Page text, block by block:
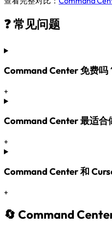
❓ 常见问题
Command Center 免费吗
+
Command Center 最适合
+
Command Center 和
+
🔄 Command